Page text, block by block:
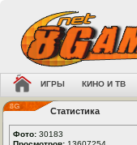
ИГРЫ КИНО И ТВ
Статистика
Фото: 30183